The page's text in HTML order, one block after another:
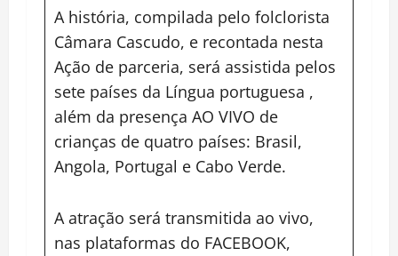
A história, compilada pelo folclorista
Câmara Cascudo, e recontada nesta
Ação de parceria, será assistida pelos
sete países da Língua portuguesa ,
além da presença AO VIVO de
crianças de quatro países: Brasil,
Angola, Portugal e Cabo Verde.
A atração será transmitida ao vivo,
nas plataformas do FACEBOOK,